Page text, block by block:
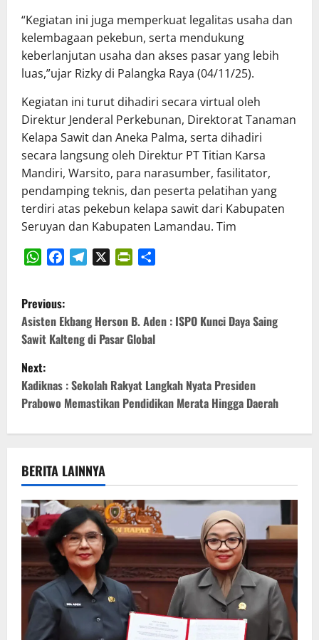
“Kegiatan ini juga memperkuat legalitas usaha dan
kelembagaan pekebun, serta mendukung
keberlanjutan usaha dan akses pasar yang lebih
luas,”ujar Rizky di Palangka Raya (04/11/25).
Kegiatan ini turut dihadiri secara virtual oleh
Direktur Jenderal Perkebunan, Direktorat Tanaman
Kelapa Sawit dan Aneka Palma, serta dihadiri
secara langsung oleh Direktur PT Titian Karsa
Mandiri, Warsito, para narasumber, fasilitator,
pendamping teknis, dan peserta pelatihan yang
terdiri atas pekebun kelapa sawit dari Kabupaten
Seruyan dan Kabupaten Lamandau. Tim
P
o
s
t
n
v
i
g
a
i
Previous:
Asisten Ekbang Herson B. Aden : ISPO Kunci Daya Saing
Sawit Kalteng di Pasar Global
Next:
Kadiknas : Sekolah Rakyat Langkah Nyata Presiden
Prabowo Memastikan Pendidikan Merata Hingga Daerah
BERITA LAINNYA